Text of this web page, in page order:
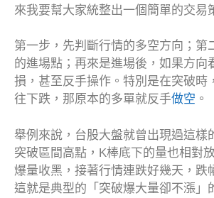
來我要幫大家統整出一個簡單的交易
第一步，先判斷行情的多空方向；第
的進場點；再來是進場後，如果方向
損，甚至反手操作。特別是在突破時
往下跌，那原本的多單就反手做空 。
舉例來說，台股大盤就曾出現過這樣
突破區間高點，K棒底下的量也相對
爆量收黑，接著行情連跌好幾天，跌
這就是典型的「突破爆大量卻不漲」